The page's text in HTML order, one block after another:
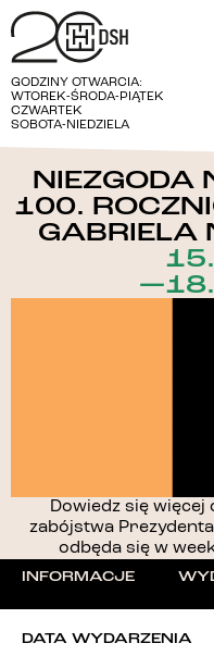
GODZINY OTWARCIA:
WTOREK-ŚRODA-PIĄTEK
CZWARTEK
SOBOTA-NIEDZIELA
NIEZGODA
100.
GABRIELA
Dowiedz się
zabójstwa
odbęda się w
INFORMACJE
DATA WYDARZENIA